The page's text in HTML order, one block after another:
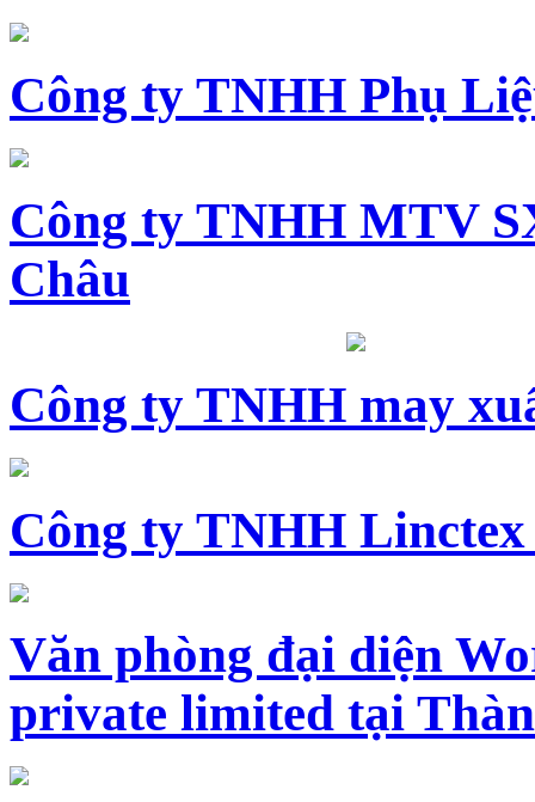
Công ty TNHH Phụ
Công ty TNHH MTV
Châu
Công ty TNHH may
Công ty TNHH Linctex
Văn phòng đại diện
private limited tại